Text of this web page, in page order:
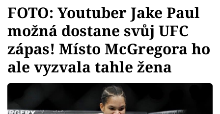
Témata
Showbyznys
Youtubeři
Virály
FOTO: Youtuber Jake Paul
možná dostane svůj UFC
zápas! Místo McGregora ho
ale vyzvala tahle žena